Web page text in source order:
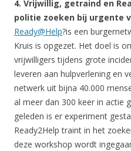
4. Vrijwillig, getraind en
politie zoeken bij urgente
Ready@Help?is een
Kruis is opgezet. Het doel is
vrijwilligers tijdens grote
leveren aan hulpverlening en
netwerk uit bijna 40.000
al meer dan 300 keer in actie
geleden is er experiment
Ready2Help traint in het
deze workshop wordt